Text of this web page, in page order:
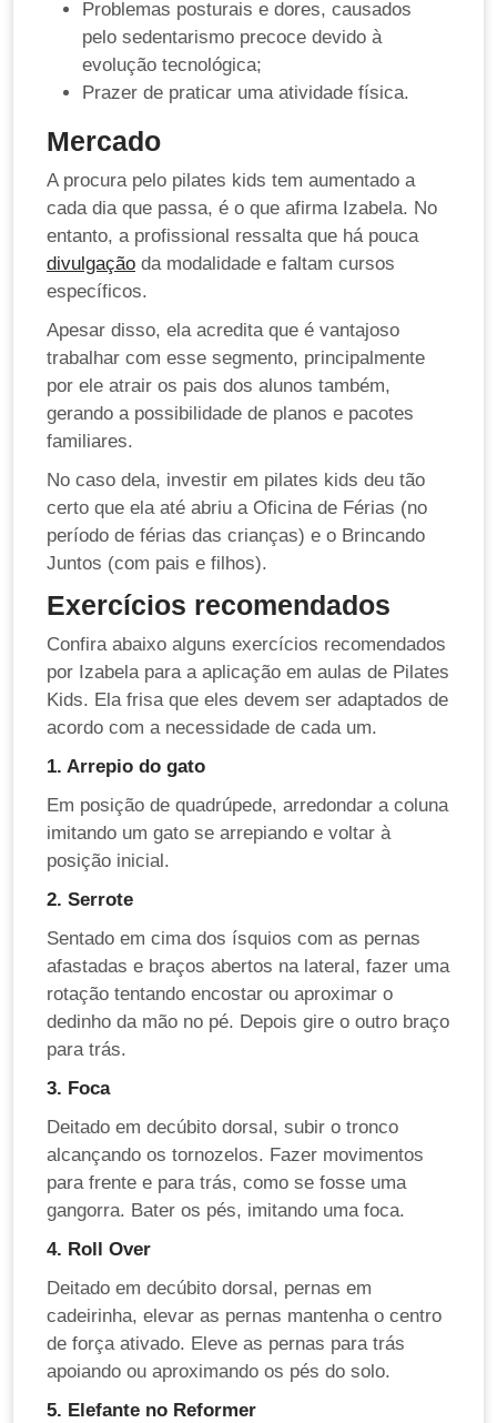
Problemas posturais e dores, causados
pelo sedentarismo precoce devido à
evolução tecnológica;
Prazer de praticar uma atividade física.
Mercado
A procura pelo pilates kids tem aumentado a
cada dia que passa, é o que afirma Izabela. No
entanto, a profissional ressalta que há pouca
divulgação da modalidade e faltam cursos
específicos.
Apesar disso, ela acredita que é vantajoso
trabalhar com esse segmento, principalmente
por ele atrair os pais dos alunos também,
gerando a possibilidade de planos e pacotes
familiares.
No caso dela, investir em pilates kids deu tão
certo que ela até abriu a Oficina de Férias (no
período de férias das crianças) e o Brincando
Juntos (com pais e filhos).
Exercícios recomendados
Confira abaixo alguns exercícios recomendados
por Izabela para a aplicação em aulas de Pilates
Kids. Ela frisa que eles devem ser adaptados de
acordo com a necessidade de cada um.
1. Arrepio do gato
Em posição de quadrúpede, arredondar a coluna
imitando um gato se arrepiando e voltar à
posição inicial.
2. Serrote
Sentado em cima dos ísquios com as pernas
afastadas e braços abertos na lateral, fazer uma
rotação tentando encostar ou aproximar o
dedinho da mão no pé. Depois gire o outro braço
para trás.
3. Foca
Deitado em decúbito dorsal, subir o tronco
alcançando os tornozelos. Fazer movimentos
para frente e para trás, como se fosse uma
gangorra. Bater os pés, imitando uma foca.
4. Roll Over
Deitado em decúbito dorsal, pernas em
cadeirinha, elevar as pernas mantenha o centro
de força ativado. Eleve as pernas para trás
apoiando ou aproximando os pés do solo.
5. Elefante no Reformer